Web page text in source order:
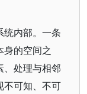
统内部。一条
身的空间之
、处理与相邻
不可知、不可